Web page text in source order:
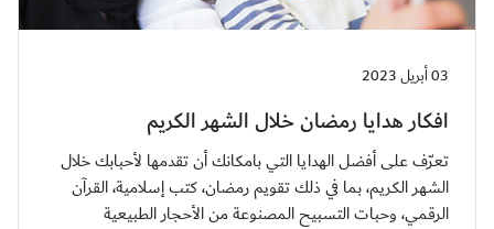
03 أبريل 2023
افكار هدايا رمضان خلال الشهر الكريم
تعرّف على أفضل الهدايا التي بامكانك أن تقدمها لأحبابك خلال
الشهر الكريم، بما في ذلك تقويم رمضان، كتب إسلامية، القرآن
الرقمي، وحبات التسبيح المصنوعة من الأحجار الطبيعية